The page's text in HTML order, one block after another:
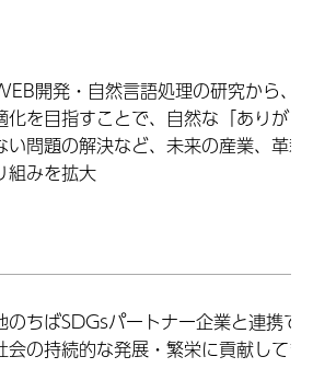
開発・自然言語処理の研究から、
化を目指すことで、自然な「ありが
い問題の解決など、未来の産業、革
組みを拡大
のちばSDGsパートナー企業と連携で
会の持続的な発展・繁栄に貢献してま